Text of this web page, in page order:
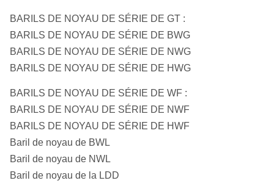
BARILS DE NOYAU DE SÉRIE DE GT :
BARILS DE NOYAU DE SÉRIE DE BWG
BARILS DE NOYAU DE SÉRIE DE NWG
BARILS DE NOYAU DE SÉRIE DE HWG
BARILS DE NOYAU DE SÉRIE DE WF :
BARILS DE NOYAU DE SÉRIE DE NWF
BARILS DE NOYAU DE SÉRIE DE HWF
Baril de noyau de BWL
Baril de noyau de NWL
Baril de noyau de la LDD